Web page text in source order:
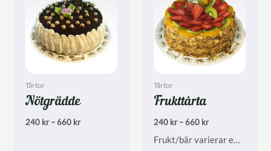
Tårtor
Nötgrädde
240 kr – 660 krPrisintervall:
Tårtor
Frukttårta
240 kr –660 krPrisintervall:
till
Frukt/bär varierar efter säsong